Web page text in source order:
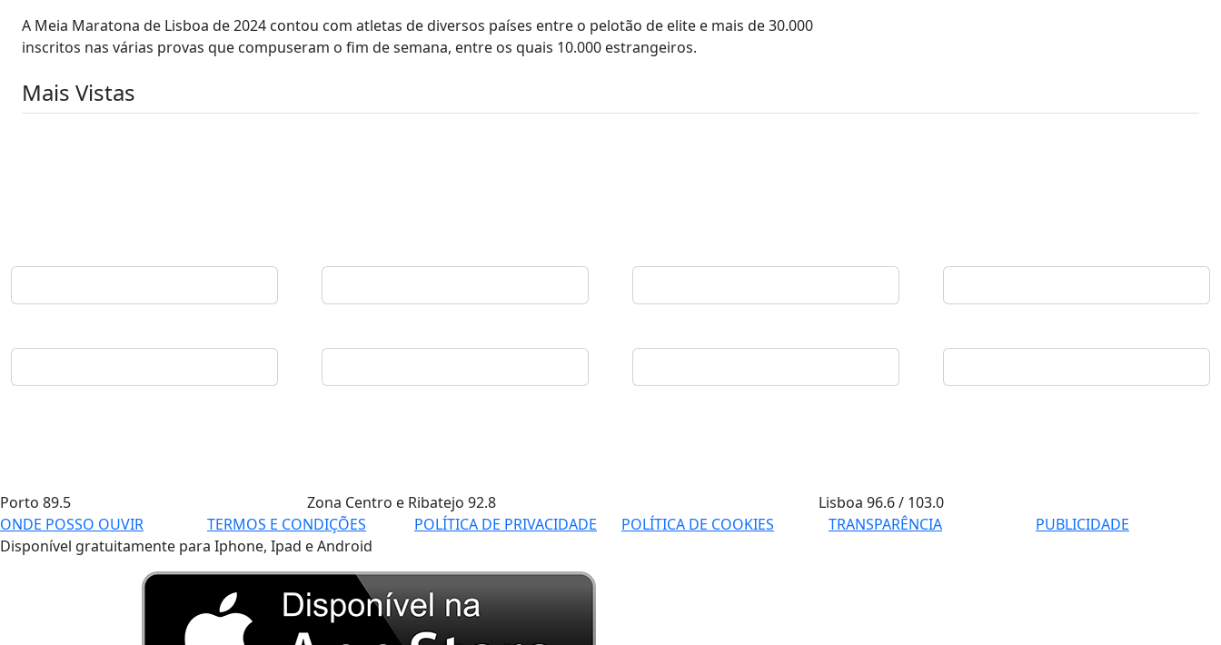
A Meia Maratona de Lisboa de 2024 contou com atletas de diversos países entre o pelotão de elite e mais de 30.000
inscritos nas várias provas que compuseram o fim de semana, entre os quais 10.000 estrangeiros.
Mais Vistas
Porto 89.5 Zona Centro e Ribatejo 92.8 Lisboa96.6 / 103.0
ONDE POSSO OUVIR
TERMOS E CONDIÇÕES POLÍTICA DE PRIVACIDADE POLÍTICA DE COOKIES TRANSPARÊNCIA
PUBLICIDADE
Disponível gratuitamente para Iphone, Ipad e Android